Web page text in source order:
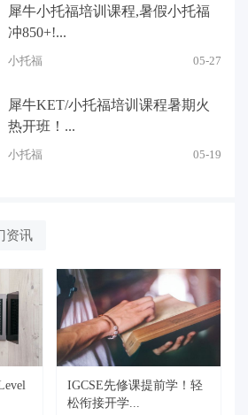
犀牛小托福培训课程,暑假小托福
冲850+!...
小托福 05-27
犀牛KET/小托福培训课程暑期火
热开班！...
小托福 05-19
资讯
IGCSE先修课提前学！轻
松衔接开学...